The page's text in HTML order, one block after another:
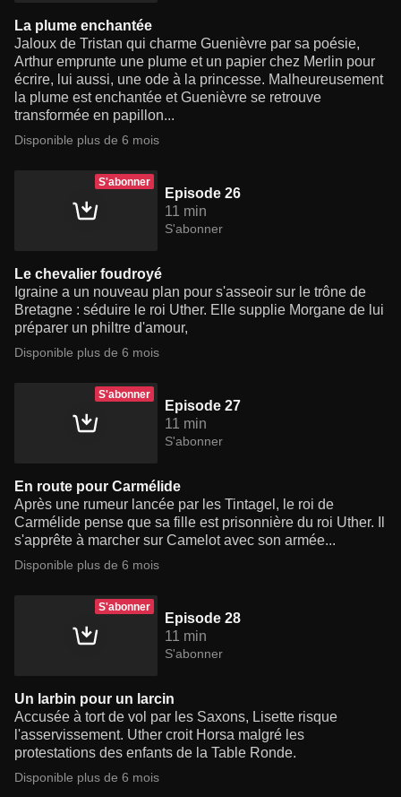
La plume enchantée
Jaloux de Tristan qui charme Guenièvre par sa poésie,
Arthur emprunte une plume et un papier chez Merlin pour
écrire, lui aussi, une ode à la princesse. Malheureusement
la plume est enchantée et Guenièvre se retrouve
transformée en papillon...
Disponible plus de 6 mois
S'abonner
Episode 26
11 min
S'abonner
Le chevalier foudroyé
Igraine a un nouveau plan pour s'asseoir sur le trône de
Bretagne : séduire le roi Uther. Elle supplie Morgane de lui
préparer un philtre d'amour,
Disponible plus de 6 mois
S'abonner
Episode 27
11 min
S'abonner
En route pour Carmélide
Après une rumeur lancée par les Tintagel, le roi de
Carmélide pense que sa fille est prisonnière du roi Uther. Il
s'apprête à marcher sur Camelot avec son armée...
Disponible plus de 6 mois
S'abonner
Episode 28
11 min
S'abonner
Un larbin pour un larcin
Accusée à tort de vol par les Saxons, Lisette risque
l'asservissement. Uther croit Horsa malgré les
protestations des enfants de la Table Ronde.
Disponible plus de 6 mois